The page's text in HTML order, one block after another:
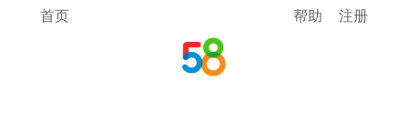
首页 帮助 注册